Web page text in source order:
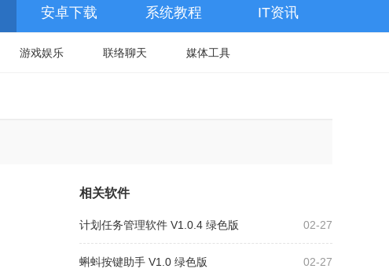
安卓下载 系统教程 IT资讯
游戏娱乐 联络聊天 媒体工具
相关软件
02-27
计划任务管理软件 V1.0.4 绿色版
02-27
蝌蚪按键助手 V1.0 绿色版